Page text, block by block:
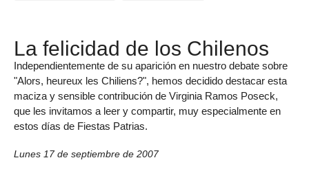
La felicidad de los Chilenos
Independientemente de su aparición en nuestro debate sobre
"Alors, heureux les Chiliens?", hemos decidido destacar esta
maciza y sensible contribución de Virginia Ramos Poseck,
que les invitamos a leer y compartir, muy especialmente en
estos días de Fiestas Patrias.
Lunes 17 de septiembre de 2007